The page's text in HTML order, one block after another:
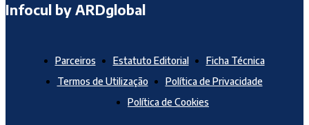
Infocul by ARDglobal
Parceiros Estatuto Editorial
Ficha Técnica
Termos de Utilização
Política de Privacidade
Política de Cookies